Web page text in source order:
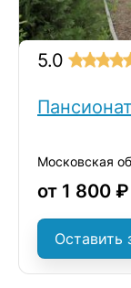
5.0
от 1 800 ₽
Оставить